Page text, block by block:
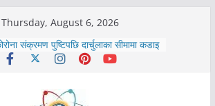
Thursday, August 6, 2026
संक्रमण पुष्टिपछि दार्चुलाका सीमामा कडाइ
विराटनगर महानगरद्वारा पूर्ण खोप सुनिश्चित घोषणा
मकवानपुरमा खोरेत रोग विरुद्धको खोप लगाउन